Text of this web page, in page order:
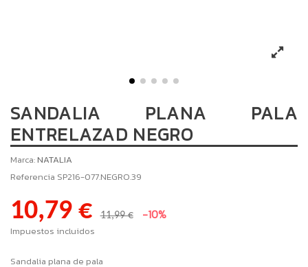
SANDALIA PLANA PALA
ENTRELAZAD NEGRO
Marca: NATALIA
Referencia SP216-077.NEGRO.39
10,79 € 11,99 € -10%
Impuestos incluidos
Sandalia plana de pala